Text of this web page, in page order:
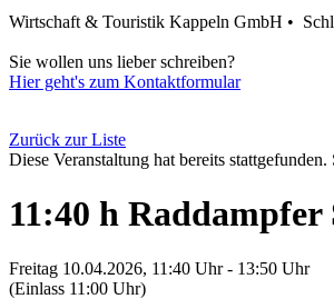
Wirtschaft & Touristik Kappeln GmbH •
Sie wollen uns lieber schreiben?
Hier geht's zum Kontaktformular
Zurück zur Liste
Diese Veranstaltung hat bereits
11:40 h
Freitag 10.04.2026, 11:40 Uhr - 13:50 Uhr
(Einlass 11:00 Uhr)